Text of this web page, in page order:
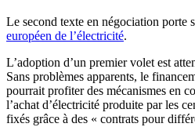
Le second texte en négociation porte
européen de l’électricité.
L’adoption d’un premier volet est
Sans problèmes apparents, le
pourrait profiter des mécanismes en
l’achat d’électricité produite par les
fixés grâce à des « contrats pour